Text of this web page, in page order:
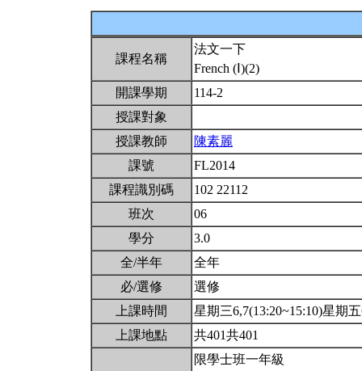
課程名稱
法文一下
French (Ⅰ)(2)
開課學期
114-2
授課對象
授課教師
陳素麗
課號
FL2014
課程識別碼
102 22112
班次
06
學分
3.0
全/半年
全年
必/選修
選修
上課時間
星期三6,7(13:20~15:10)星期
上課地點
共401共401
限學士班一年級